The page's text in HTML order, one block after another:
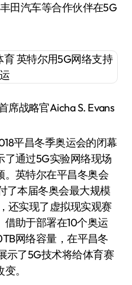
田汽车等合作伙伴在5G
席战略官Aicha S. Evans
平昌冬季奥运会的闭幕
通过5G实验网络现场
。英特尔在平昌冬奥会
了本届冬奥会最大规模
还实现了虚拟现实观赛
助于部署在10个奥运
网络容量，在平昌冬
示了5G技术将给体育赛
。